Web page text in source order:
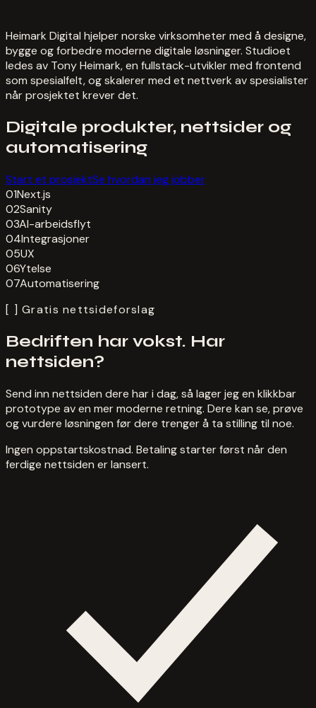
Heimark Digital hjelper norske virksomheter med å designe,
bygge og forbedre moderne digitale løsninger. Studioet
ledes av Tony Heimark, en fullstack-utvikler med frontend
som spesialfelt, og skalerer med et nettverk av spesialister
når prosjektet krever det.
Digitale produkter, nettsider og
automatisering
Start et prosjektSe hvordan jeg jobber
01Next.js
02Sanity
03AI-arbeidsflyt
04Integrasjoner
05UX
06Ytelse
07Automatisering
[ ]Gratis nettsideforslag
Bedriften har vokst. Har
nettsiden?
Send inn nettsiden dere har i dag, så lager jeg en klikkbar
prototype av en mer moderne retning. Dere kan se, prøve
og vurdere løsningen før dere trenger å ta stilling til noe.
Ingen oppstartskostnad. Betaling starter først når den
ferdige nettsiden er lansert.